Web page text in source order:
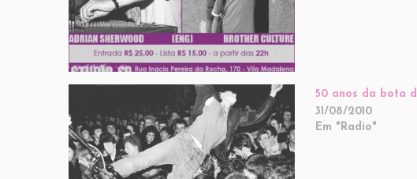
50 anos da bota
31/08/2010
Em "Radio"